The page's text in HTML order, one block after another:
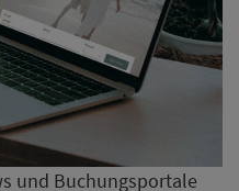
und Buchungsportale